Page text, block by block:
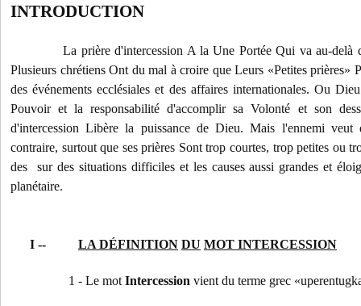
INTRODUCTION
La prière d'intercession A la Une Portée Qui va au-delà
Plusieurs chrétiens Ont du mal à croire que Leurs «Petites
des événements ecclésiales et des affaires internationales. Ou
Pouvoir et la responsabilité d'accomplir sa Volonté et son
d'intercession Libère la puissance de Dieu. Mais l'ennemi
contraire, surtout que ses prières Sont trop courtes, trop petites ou
des
sur des situations difficiles et les causes aussi grandes et
planétaire.
I -- LA DÉFINITION DU MOT INTERCESSION
1 - Le mot Intercession vient du terme grec